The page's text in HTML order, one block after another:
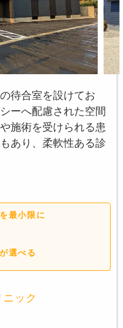
待合室を設けてお
ーへ配慮された空間
施術を受けられる患
あり、柔軟性ある診
最小限に
選べる
ック